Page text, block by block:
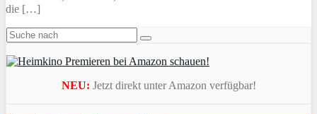
die […]
NEU: Jetzt direkt unter Amazon verfügbar!